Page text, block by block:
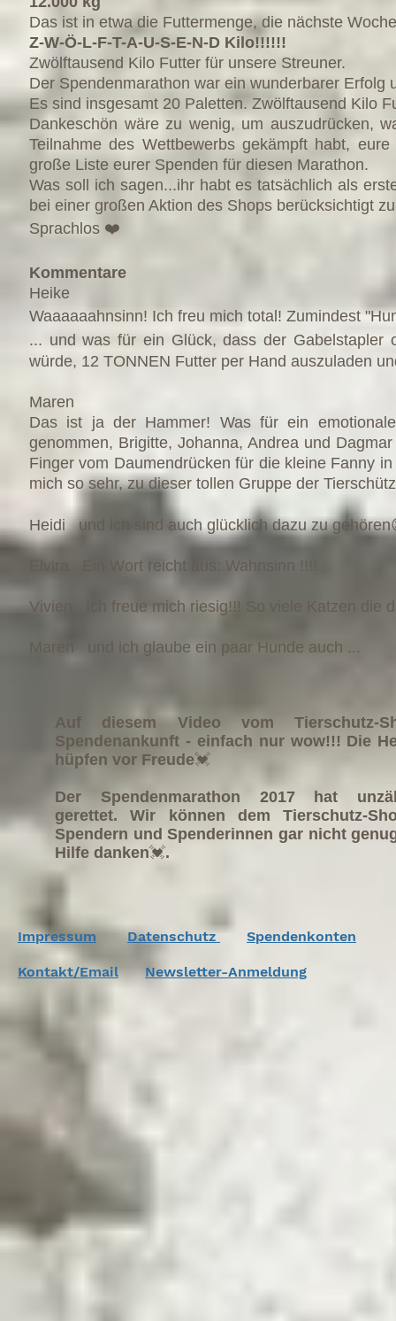
Das ist in etwa die Futtermenge, die nächste
Z-W-Ö-L-F-T-A-U-S-E-N-D Kilo!!!!!!
Zwölftausend Kilo Futter für unsere Streuner.
Der Spendenmarathon war ein wunderbarer Erfolg
Es sind insgesamt 20 Paletten. Zwölftausend Kilo
Dankeschön wäre zu wenig, um auszudrücken,
Teilnahme des Wettbewerbs gekämpft habt,
große Liste eurer Spenden für diesen Marathon.
Was soll ich sagen...ihr habt es tatsächlich als
bei einer großen Aktion des Shops berücksichtigt
Sprachlos ❤️
Kommentare
Heike
Waaaaaahnsinn! Ich freu mich total! Zumindest
... und was für ein Glück, dass der Gabelstapler
würde, 12 TONNEN Futter per Hand auszuladen
Maren
Das ist ja der Hammer! Was für ein
genommen, Brigitte, Johanna, Andrea und
Finger vom Daumendrücken für die kleine Fanny
mich so sehr, zu dieser tollen Gruppe der
Heidiund ich sind auch glücklich dazu zu
Elvira Ein Wort reicht aus: Wahnsinn !!!!
Vivien Ich freue mich riesig!!! So viele Katzen die
Maren und ich glaube ein paar Hunde auch ...
Auf diesem Video vom
Spendenankunft - einfach nur wow!!! Die
hüpfen vor Freude💓
Der Spendenmarathon 2017 hat
gerettet. Wir können dem Tierschutz-
Spendern und Spenderinnen gar nicht
Hilfe danken💓.
Impressum Datenschutz Spendenkonten
Kontakt/Email Newsletter-Anmeldung